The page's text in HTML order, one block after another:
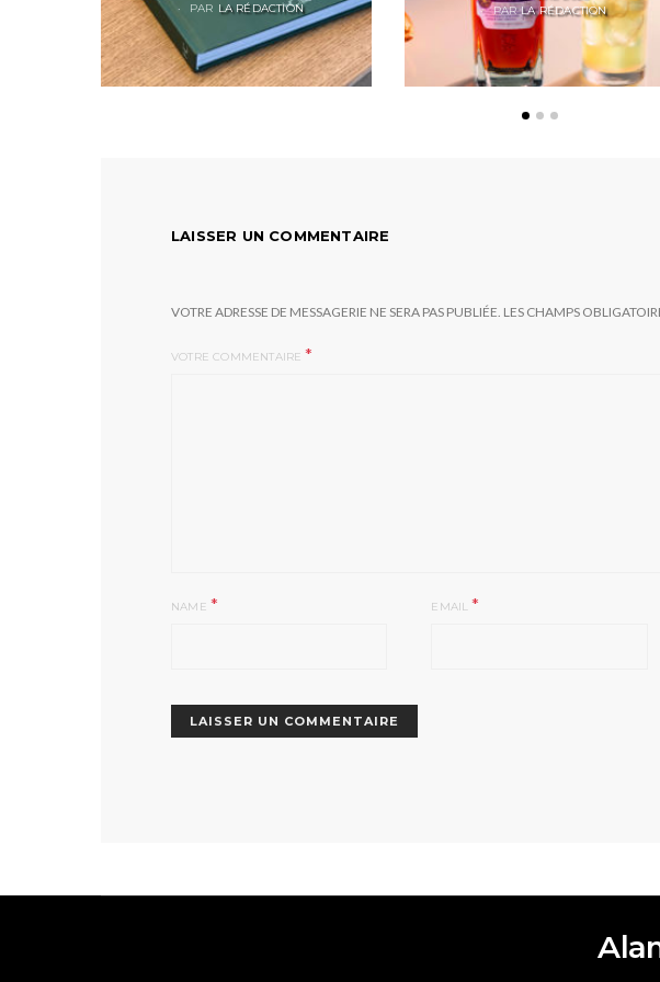
ON
PAR LA RÉDACTION
ON
PAR LA RÉDACTION
LAISSER UN COMMENTAIRE
VOTRE ADRESSE DE MESSAGERIE NE SERA PAS PUBLIÉE. LES CHAMPS
VOTRE COMMENTAIRE *
NAME * EMAIL *